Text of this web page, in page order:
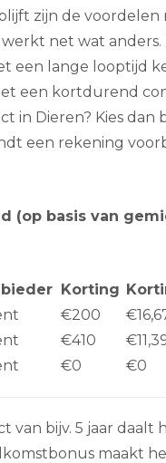
zijn de voordelen
net wat
een lange looptijd
een kortdurend
in Dieren? Kies dan
een rekening
(op basis van
Korting
€200
€410
€0 €0
van bijv. 5 jaar daalt
maakt